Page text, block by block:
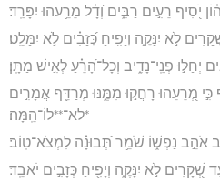
ה֗וֹן יֹ֭סִיף רֵעִ֣ים רַבִּ֑ים וְ֝דָ֗ל מֵרֵ֥עהוּ יִפָּרֵֽד׃
לֹ֣א יִנָּקֶ֑ה וְיָפִ֥יחַ כְּ֝זָבִ֗ים לֹ֣א יִמָּלֵֽט׃
יְחַלּ֣וּ פְנֵֽי־נָדִ֑יב וְכָל־הָ֝רֵ֗עַ לְאִ֣ישׁ מַתָּֽן׃
מְ֭רֵעֵהוּ רָחֲק֣וּ מִמֶּ֑נּוּ מְרַדֵּ֖ף אֲמָרִ֣ים
*לא־**לוֹ־הֵֽמָּה׃
אֹהֵ֣ב נַפְשׁ֑וֹ שֹׁמֵ֥ר תְּ֝בוּנָ֗ה לִמְצֹא־טֽוֹב׃
שְׁ֭קָרִים לֹ֣א יִנָּקֶ֑ה וְיָפִ֖יחַ כְּזָבִ֣ים יֹאבֵֽד׃